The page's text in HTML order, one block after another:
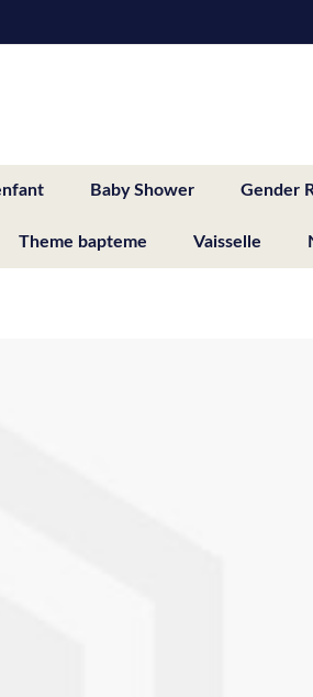
Baby Shower Gender
Theme bapteme Vaisselle